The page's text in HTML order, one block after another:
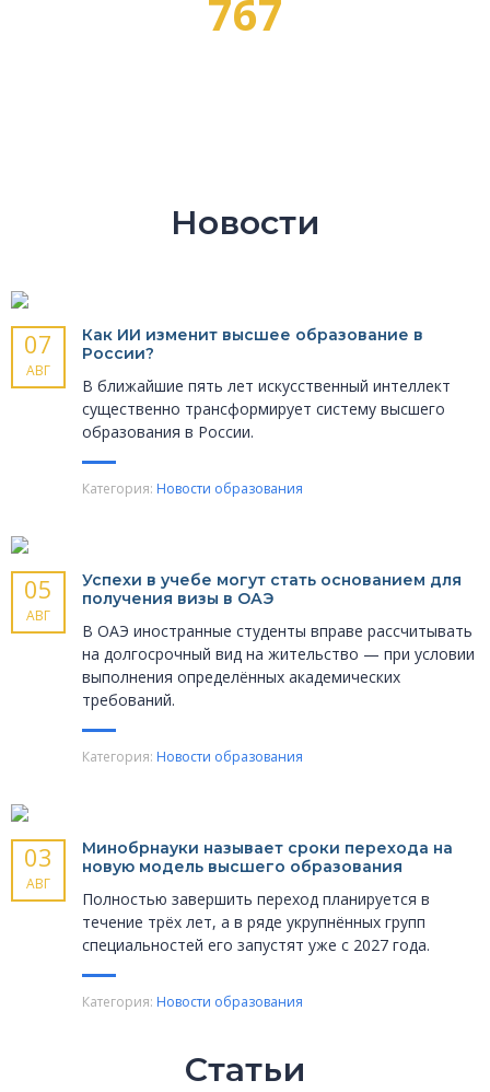
767
Новости
07
АВГ
Как ИИ изменит высшее образование в
России?
В ближайшие пять лет искусственный интеллект
существенно трансформирует систему высшего
образования в России.
Категория: Новости образования
05
АВГ
Успехи в учебе могут стать основанием для
получения визы в ОАЭ
В ОАЭ иностранные студенты вправе рассчитывать
на долгосрочный вид на жительство — при условии
выполнения определённых академических
требований.
Категория: Новости образования
03
АВГ
Минобрнауки называет сроки перехода на
новую модель высшего образования
Полностью завершить переход планируется в
течение трёх лет, а в ряде укрупнённых групп
специальностей его запустят уже с 2027 года.
Категория: Новости образования
Статьи